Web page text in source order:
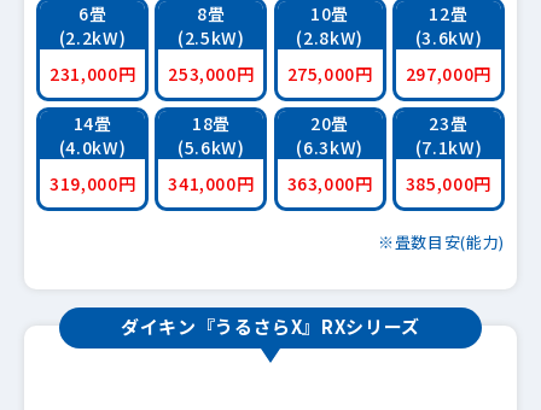
6畳
(2.2kW)
231,000円
8畳
(2.5kW)
253,000円
10畳
(2.8kW)
275,000円
12畳
(3.6kW)
297,000円
14畳
(4.0kW)
319,000円
18畳
(5.6kW)
341,000円
20畳
(6.3kW)
363,000円
23畳
(7.1kW)
385,000円
※畳数目安(能力)
ダイキン『うるさらX』RXシリーズ